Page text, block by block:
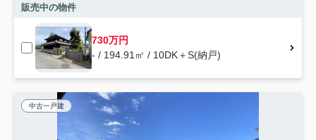
販売中の物件
730万円
- / 194.91㎡ / 10DK＋S(納戸)
中古一戸建